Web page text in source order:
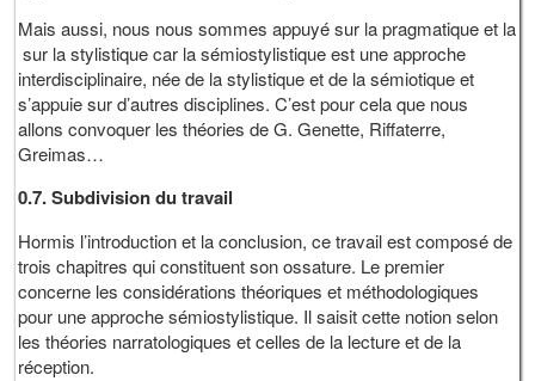
Mais aussi, nous nous sommes appuyé sur la pragmatique et la
sur la stylistique car la sémiostylistique est une approche
interdisciplinaire, née de la stylistique et de la sémiotique et
s’appuie sur d’autres disciplines. C’est pour cela que nous
allons convoquer les théories de G. Genette, Riffaterre,
Greimas…
0.7. Subdivision du travail
Hormis l’introduction et la conclusion, ce travail est composé de
trois chapitres qui constituent son ossature. Le premier
concerne les considérations théoriques et méthodologiques
pour une approche sémiostylistique. Il saisit cette notion selon
les théories narratologiques et celles de la lecture et de la
réception.